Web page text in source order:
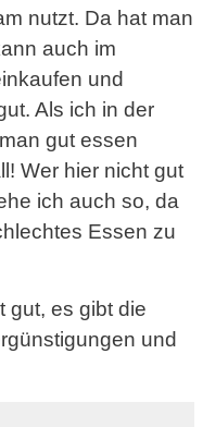
nutzt. Da hat man
auch im
und
Als ich in der
gut essen
Wer hier nicht gut
ich auch so, da
Essen zu
gut, es gibt die
und